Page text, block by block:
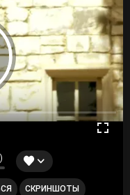
СКРИНШОТЫ